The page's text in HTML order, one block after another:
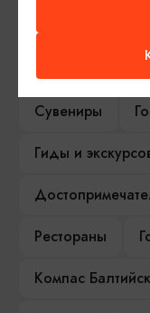
Серебряное
Сувениры
Гиды и
Рестораны
Компас